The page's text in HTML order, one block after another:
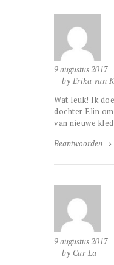
9 augustus 2017
by Erika van
Wat leuk! Ik
dochter Elin
van nieuwe
Beantwoorden
9 augustus 2017
by Car La